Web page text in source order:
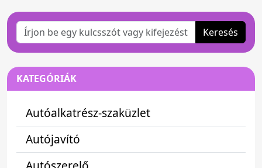
Keresés
KATEGÓRIÁK
Autóalkatrész-szaküzlet
Autójavító